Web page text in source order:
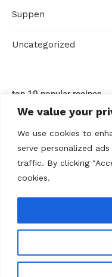
We value your
We use cookies to
serve personalized
traffic. By clicking
cookies.
Suppen
Uncategorized
top 10 popular recipes
Kontakt
Privacy
@2020 - All